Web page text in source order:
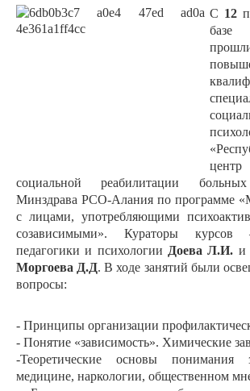
С 12
социальной реабилитации
Минздрава РСО-Алания по программе
с лицами, употребляющими
созависимыми». Кураторы курсов
педагогики и психологии Доева Л.И. и
Моргоева Д.Д. В ходе занятий были
вопросы:
- Принципы организации
- Понятие «зависимость». Химические
-Теоретические основы понимания
медицине, наркологии, общественном